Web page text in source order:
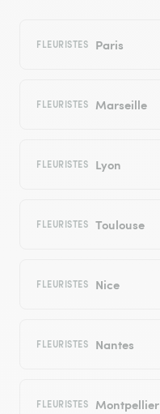
FLEURISTES Paris
FLEURISTES Marseille
FLEURISTES Lyon
FLEURISTES Toulouse
FLEURISTES Nice
FLEURISTES Nantes
FLEURISTES Montpellier